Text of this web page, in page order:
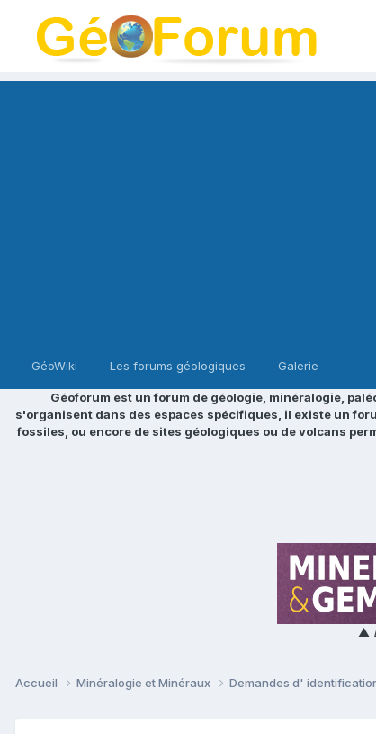
GéoWiki Les forums géologiques Galerie
Géoforum est un forum de géologie, minéralogie,
s'organisent dans des espaces spécifiques, il existe un
fossiles, ou encore de sites géologiques ou de volcans
▲
Accueil Minéralogie et Minéraux Demandes d'